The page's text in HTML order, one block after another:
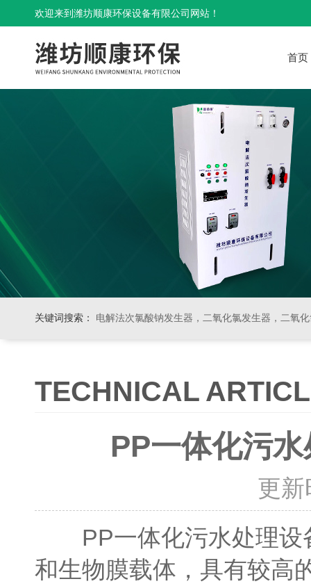
欢迎来到潍坊顺康环保设备有限公司网站！
首页
关键词搜索： 电解法次氯酸钠发生器，二氧化氯发生器，二氧化氯投加器，缓释消毒器
TECHNICAL
PP一体化污
更新
PP一体化污水处理设
和生物膜载体，具有较高